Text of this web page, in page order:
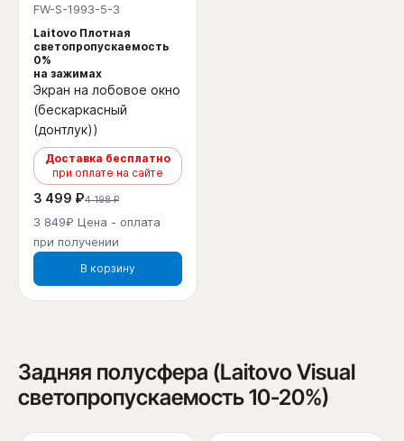
FW-S-1993-5-3
Laitovo Плотная
светопропускаемость
0%
на зажимах
Экран на лобовое окно
(бескаркасный
(донтлук))
Доставка бесплатно
при оплате на сайте
3 499 ₽4 198 ₽
3 849₽ Цена - оплата
при получении
В корзину
Задняя полусфера (Laitovo Visual
светопропускаемость 10-20%)